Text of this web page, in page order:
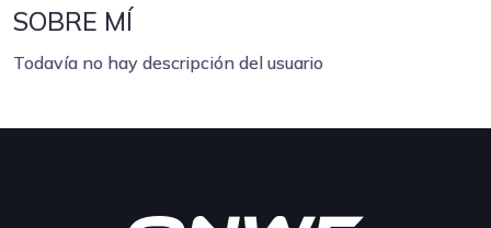
SOBRE MÍ
Todavía no hay descripción del usuario